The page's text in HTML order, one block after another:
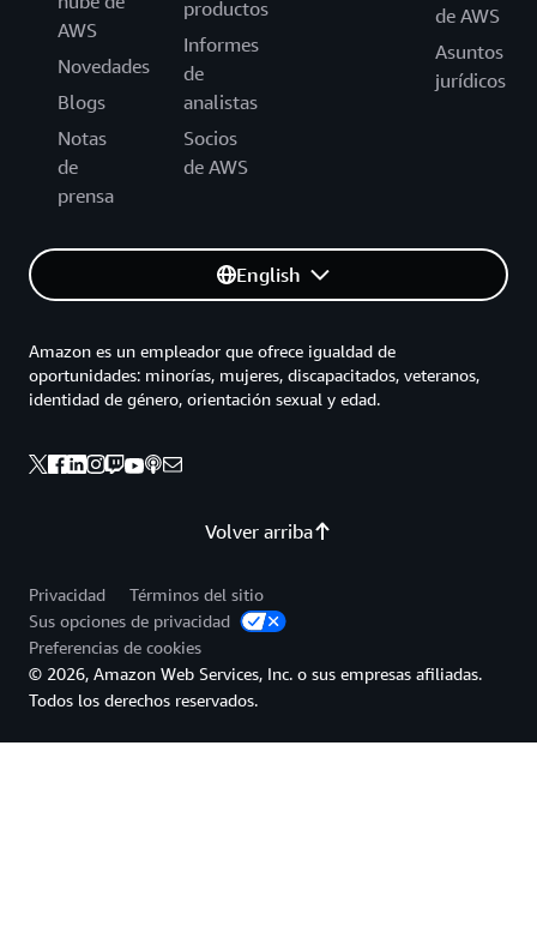
AWS
Novedades
Blogs
Notas
de
prensa
productos
Informes
de
analistas
Socios
de AWS
de AWS
Asuntos
jurídicos
English
Volver arriba
Amazon es un empleador que ofrece igualdad de
oportunidades: minorías, mujeres, discapacitados, veteranos,
identidad de género, orientación sexual y edad.
Privacidad
Términos del sitio
Sus opciones de privacidad
Preferencias de cookies
© 2026, Amazon Web Services, Inc. o sus empresas afiliadas.
Todos los derechos reservados.